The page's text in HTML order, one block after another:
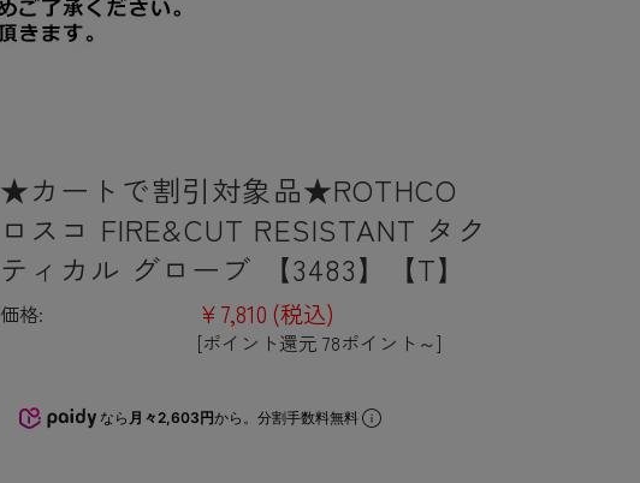
★カートで割引対象品★ROTHCO
ロスコ FIRE&CUT RESISTANT タク
ティカル グローブ 【3483】【T】
価格: ¥7,810 (税込)
[ポイント還元 78ポイント～]
なら 月々2,603円から。分割手数料無料